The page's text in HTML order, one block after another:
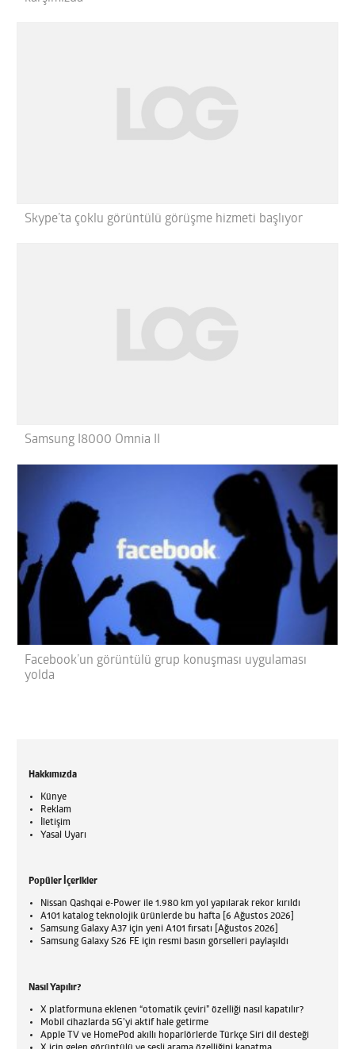
Skype’ta çoklu görüntülü görüşme hizmeti başlıyor
Samsung I8000 Omnia II
Facebook’un görüntülü grup konuşması uygulaması
yolda
Hakkımızda
Künye
Reklam
İletişim
Yasal Uyarı
Popüler İçerikler
Nissan Qashqai e-Power ile 1.980 km yol yapılarak rekor kırıldı
A101 katalog teknolojik ürünlerde bu hafta [6 Ağustos 2026]
Samsung Galaxy A37 için yeni A101 fırsatı [Ağustos 2026]
Samsung Galaxy S26 FE için resmi basın görselleri paylaşıldı
Nasıl Yapılır?
X platformuna eklenen “otomatik çeviri” özelliği nasıl kapatılır?
Mobil cihazlarda 5G’yi aktif hale getirme
Apple TV ve HomePod akıllı hoparlörlerde Türkçe Siri dil desteği